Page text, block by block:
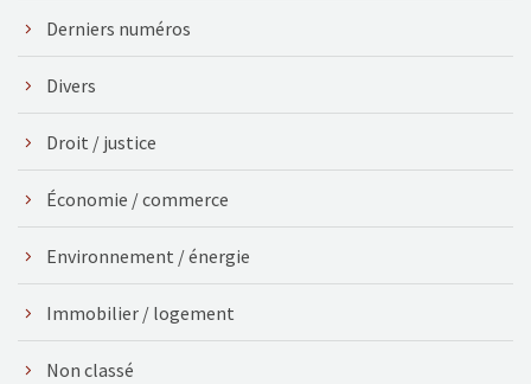
Derniers numéros
Divers
Droit / justice
Économie / commerce
Environnement / énergie
Immobilier / logement
Non classé